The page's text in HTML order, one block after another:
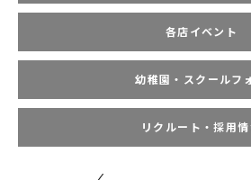
各店イベント
幼稚園・スクールフ
リクルート・採用